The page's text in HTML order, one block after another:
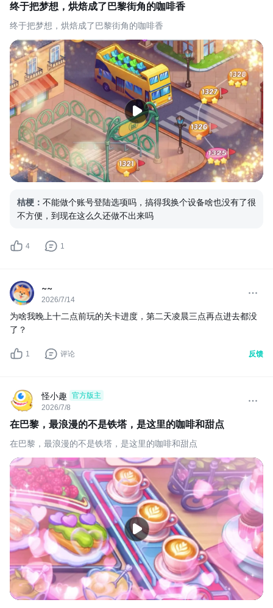
终于把梦想，烘焙成了巴黎街角的咖啡香
终于把梦想，烘焙成了巴黎街角的咖啡香
桔梗 ： 不能做个账号登陆选项吗，搞得我换个设备啥也没有了很
不方便，到现在这么久还做不出来吗
4 1
~~
2026/7/14
为啥我晚上十二点前玩的关卡进度，第二天凌晨三点再点进去都没
了？
反馈
1 评论
怪小趣 官方版主
2026/7/8
在巴黎，最浪漫的不是铁塔，是这里的咖啡和甜点
在巴黎，最浪漫的不是铁塔，是这里的咖啡和甜点